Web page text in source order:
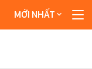
MỚI NHẤT